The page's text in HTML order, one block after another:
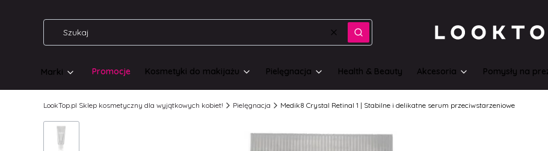
WyczyśćSzukaj
Marki Promocje Kosmetyki do makijażu Pielęgnacja Health & Beauty Akcesoria Pomysły na
LookTop.pl Sklep kosmetyczny dla wyjątkowych kobiet! Pielęgnacja Medik8 Crystal Retinal 1 | Stabilne i delikatne serum przeciwstarzeniowe